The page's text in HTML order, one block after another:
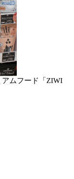
アムフード「ZIWI